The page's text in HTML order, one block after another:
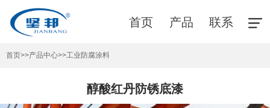
首页 产品 联系
首页>>产品中心>>工业防腐涂料
醇酸红丹防锈底漆